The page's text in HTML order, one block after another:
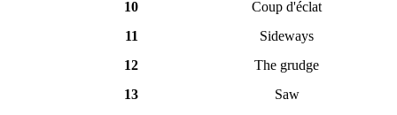
10
Coup d'éclat
11
Sideways
12
The grudge
13
Saw